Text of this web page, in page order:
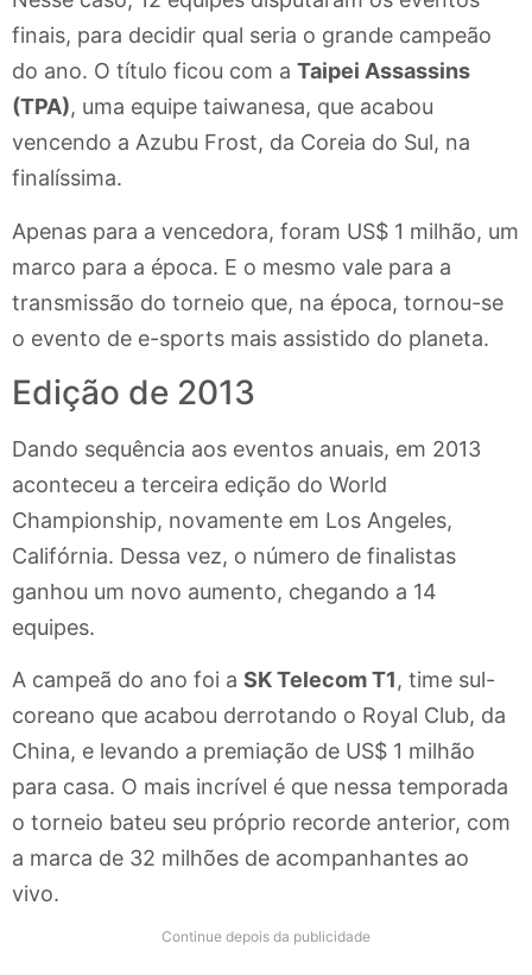
finais, para decidir qual seria o grande campeão
do ano. O título ficou com a Taipei Assassins
(TPA), uma equipe taiwanesa, que acabou
vencendo a Azubu Frost, da Coreia do Sul, na
finalíssima.
Apenas para a vencedora, foram US$ 1 milhão, um
marco para a época. E o mesmo vale para a
transmissão do torneio que, na época, tornou-se
o evento de e-sports mais assistido do planeta.
Edição de 2013
Dando sequência aos eventos anuais, em 2013
aconteceu a terceira edição do World
Championship, novamente em Los Angeles,
Califórnia. Dessa vez, o número de finalistas
ganhou um novo aumento, chegando a 14
equipes.
A campeã do ano foi a SK Telecom T1, time sul-
coreano que acabou derrotando o Royal Club, da
China, e levando a premiação de US$ 1 milhão
para casa. O mais incrível é que nessa temporada
o torneio bateu seu próprio recorde anterior, com
a marca de 32 milhões de acompanhantes ao
vivo.
Continue depois da publicidade